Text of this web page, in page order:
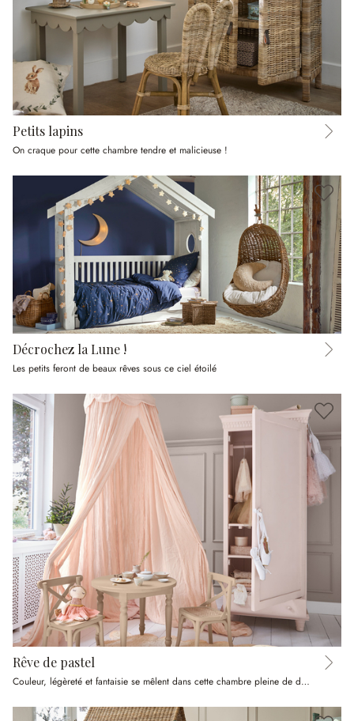
Petits lapins
On craque pour cette chambre tendre et malicieuse !
Décrochez la Lune !
Les petits feront de beaux rêves sous ce ciel étoilé
Rêve de pastel
Couleur, légèreté et fantaisie se mêlent dans cette chambre pleine de douceur